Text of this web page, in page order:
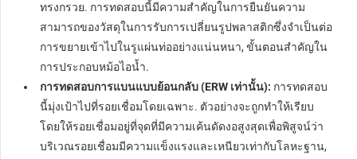
ทรงกรวย. การทดสอบนี้มีความสำคัญในการยืนยันความ
สามารถของวัสดุในการรับการเปลี่ยนรูปพลาสติกซึ่งจำเป็นต่อ
การขยายเข้าไปในรูแผ่นท่ออย่างแน่นหนา, ขั้นตอนสำคัญใน
การประกอบหม้อไอน้ำ.
การทดสอบการแบนแบบย้อนกลับ (ERW เท่านั้น): การทดสอบ
นี้มุ่งเป้าไปที่รอยเชื่อมโดยเฉพาะ. ตัวอย่างจะถูกทำให้เรียบ
โดยให้รอยเชื่อมอยู่ที่จุดที่มีความเค้นดัดงอสูงสุดเพื่อพิสูจน์ว่า
บริเวณรอยเชื่อมมีความแข็งแรงและเหนียวเท่ากับโลหะฐาน,